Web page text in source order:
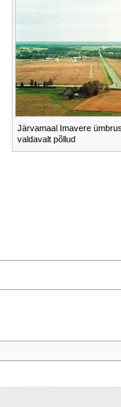
Järvamaal Imavere
valdavalt põllud